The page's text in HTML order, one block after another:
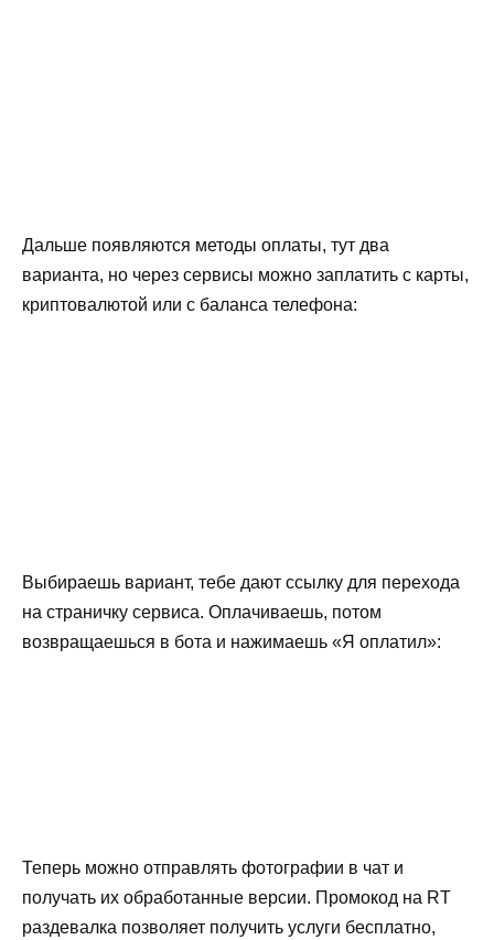
Дальше появляются методы оплаты, тут два
варианта, но через сервисы можно заплатить с карты,
криптовалютой или с баланса телефона:
Выбираешь вариант, тебе дают ссылку для перехода
на страничку сервиса. Оплачиваешь, потом
возвращаешься в бота и нажимаешь «Я оплатил»:
Теперь можно отправлять фотографии в чат и
получать их обработанные версии. Промокод на RT
раздевалка позволяет получить услуги бесплатно,